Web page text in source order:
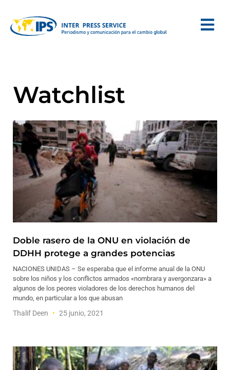
Watchlist
Doble rasero de la ONU en violación de
DDHH protege a grandes potencias
NACIONES UNIDAS – Se esperaba que el informe anual de la ONU
sobre los niños y los conflictos armados «nombrara y avergonzara» a
algunos de los peores violadores de los derechos humanos del
mundo, en particular a los que abusan
Thalif Deen 25 junio, 2021